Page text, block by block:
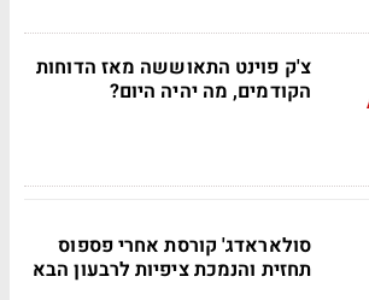
צ'ק פוינט התאוששה מאז הדוחות
הקודמים, מה יהיה היום?
סולאראדג' קורסת אחרי פספוס
תחזית והנמכת ציפיות לרבעון הבא